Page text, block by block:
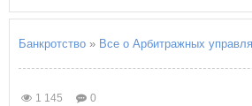
Белгородская область
В
Владимирская область
Банкротство » Все о Арбитражных
1 145 0